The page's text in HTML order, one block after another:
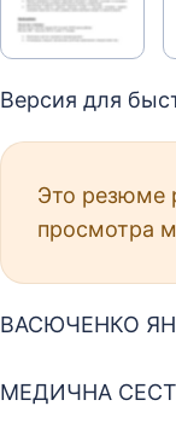
Версия для
Это резюме
просмотра
ВАСЮЧЕНКО
МЕДИЧНА